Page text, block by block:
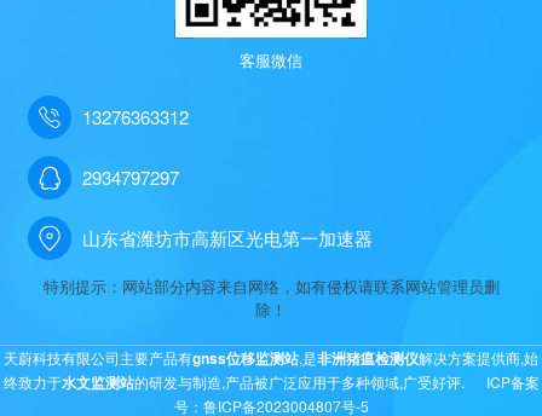
客服微信
13276363312
2934797297
山东省潍坊市高新区光电第一加速器
特别提示：网站部分内容来自网络，如有侵权请联系网站管理员删
除！
天蔚科技有限公司主要产品有gnss位移监测站,是非洲猪瘟检测仪解决方案提供商,始
终致力于水文监测站的研发与制造,产品被广泛应用于多种领域,广受好评. ICP备案
号： 鲁ICP备2023004807号-5